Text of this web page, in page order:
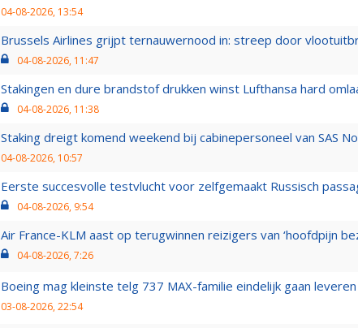
04-08-2026, 13:54
Brussels Airlines grijpt ternauwernood in: streep door
04-08-2026, 11:47
Stakingen en dure brandstof drukken winst Lufthansa hard
04-08-2026, 11:38
Staking dreigt komend weekend bij cabinepersoneel van SAS
04-08-2026, 10:57
Eerste succesvolle testvlucht voor zelfgemaakt Russisch
04-08-2026, 9:54
Air France-KLM aast op terugwinnen reizigers van ‘hoofdpijn
04-08-2026, 7:26
Boeing mag kleinste telg 737 MAX-familie eindelijk gaan leveren
03-08-2026, 22:54